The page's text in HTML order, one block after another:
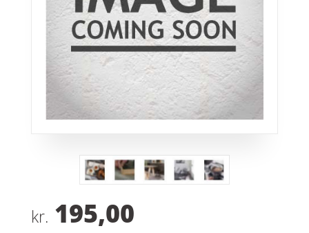
kr. 195,00